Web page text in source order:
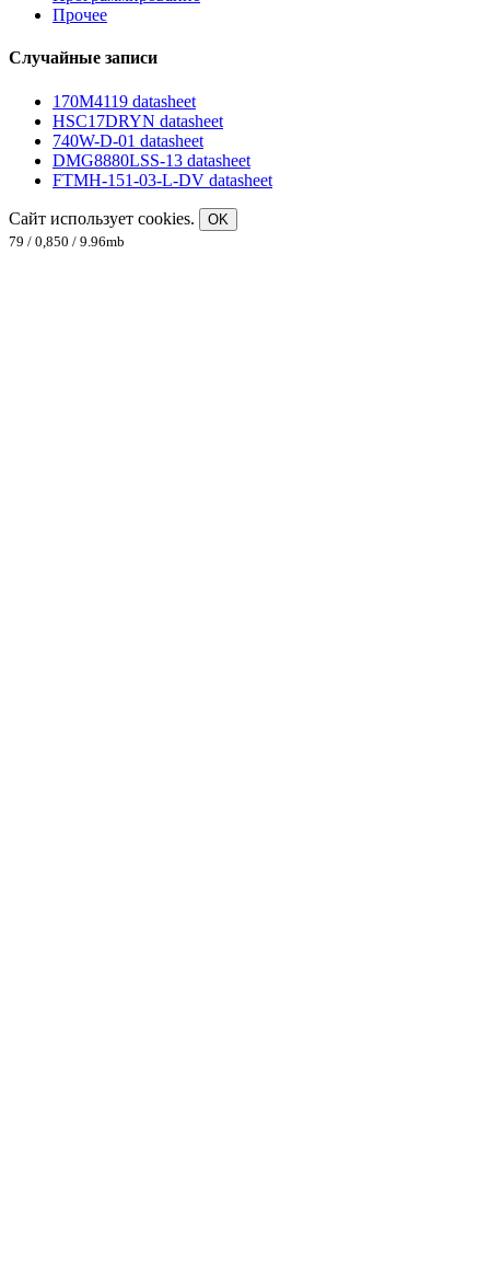
Прочее
Случайные записи
170M4119 datasheet
HSC17DRYN datasheet
740W-D-01 datasheet
DMG8880LSS-13 datasheet
FTMH-151-03-L-DV datasheet
Сайт использует cookies.
OK
79 / 0,850 / 9.96mb